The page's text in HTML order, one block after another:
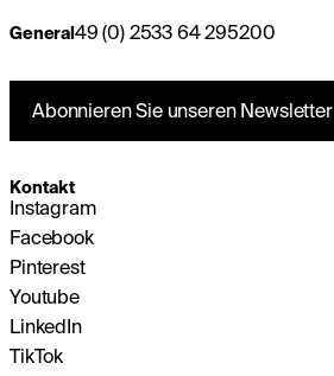
General49 (0) 2533 64 295200
Abonnieren Sie unseren Newsletter
Kontakt
Instagram
Facebook
Pinterest
Youtube
LinkedIn
TikTok